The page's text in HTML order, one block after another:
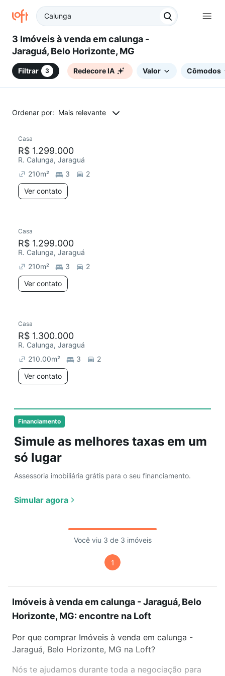
3 Imóveis à venda em calunga -
Jaraguá, Belo Horizonte, MG
Filtrar 3 Redecore IA Valor Cômodos
Ordenar por: Mais relevante
Financiamento
Simule as melhores taxas em um
só lugar
Assessoria imobiliária grátis para o seu financiamento.
Simular agora
Casa
R$ 1.299.000
R. Calunga, Jaraguá
210m² 3
2
Ver contato
Casa
R$ 1.299.000
R. Calunga, Jaraguá
210m² 3
2
Ver contato
Casa
R$ 1.300.000
R. Calunga, Jaraguá
210.00m² 3
2
Ver contato
Você viu 3 de 3 imóveis
1
Imóveis à venda em calunga - Jaraguá, Belo
Horizonte, MG: encontre na Loft
Por que comprar Imóveis à venda em calunga -
Jaraguá, Belo Horizonte, MG na Loft?
Nós te ajudamos durante toda a negociação para